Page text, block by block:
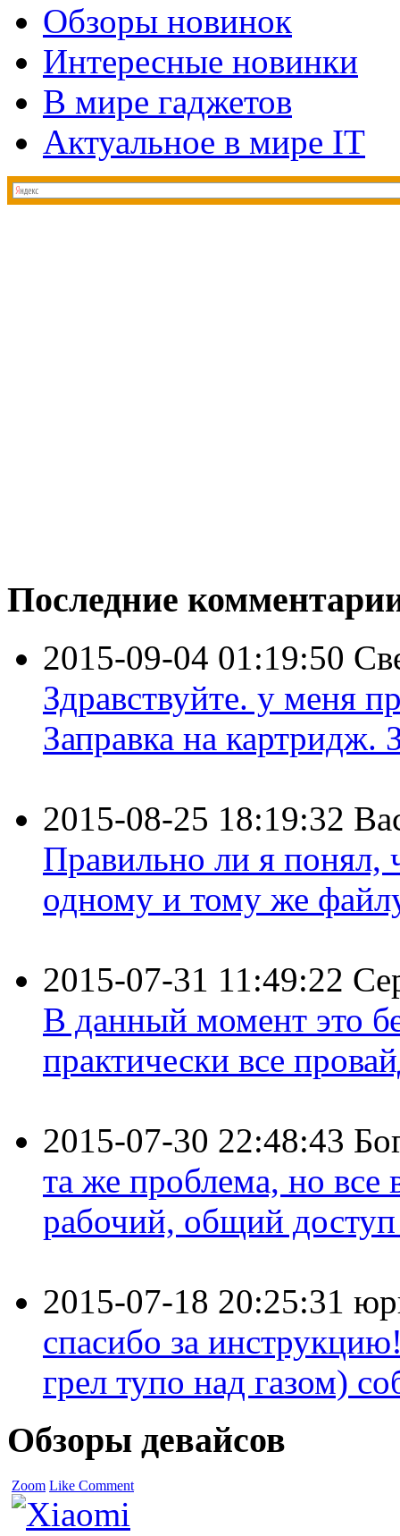
Обзоры новинок
Интересные новинки
В мире гаджетов
Актуальное в мире IT
Последние
2015-09-04 01:19:50
Здравствуйте. у меня
Заправка на картридж.
2015-08-25 18:19:32
Правильно ли я понял,
одному и тому же
2015-07-31 11:49:22
В данный момент это
практически все
2015-07-30 22:48:43
та же проблема, но все
рабочий, общий доступ
2015-07-18 20:25:31
спасибо за
грел тупо над газом)
Обзоры девайсов
Zoom Like Comment